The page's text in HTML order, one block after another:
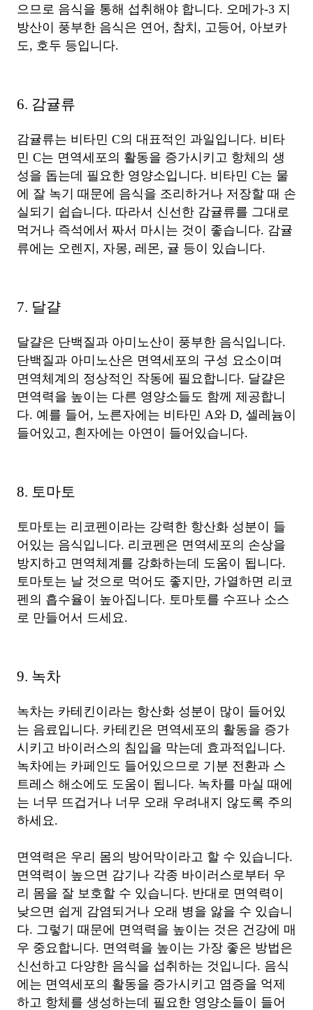
으므로 음식을 통해 섭취해야 합니다. 오메가-3 지
방산이 풍부한 음식은 연어, 참치, 고등어, 아보카
도, 호두 등입니다.
6. 감귤류
감귤류는 비타민 C의 대표적인 과일입니다. 비타
민 C는 면역세포의 활동을 증가시키고 항체의 생
성을 돕는데 필요한 영양소입니다. 비타민 C는 물
에 잘 녹기 때문에 음식을 조리하거나 저장할 때 손
실되기 쉽습니다. 따라서 신선한 감귤류를 그대로
먹거나 즉석에서 짜서 마시는 것이 좋습니다. 감귤
류에는 오렌지, 자몽, 레몬, 귤 등이 있습니다.
7. 달걀
달걀은 단백질과 아미노산이 풍부한 음식입니다.
단백질과 아미노산은 면역세포의 구성 요소이며
면역체계의 정상적인 작동에 필요합니다. 달걀은
면역력을 높이는 다른 영양소들도 함께 제공합니
다. 예를 들어, 노른자에는 비타민 A와 D, 셀레늄이
들어있고, 흰자에는 아연이 들어있습니다.
8. 토마토
토마토는 리코펜이라는 강력한 항산화 성분이 들
어있는 음식입니다. 리코펜은 면역세포의 손상을
방지하고 면역체계를 강화하는데 도움이 됩니다.
토마토는 날 것으로 먹어도 좋지만, 가열하면 리코
펜의 흡수율이 높아집니다. 토마토를 수프나 소스
로 만들어서 드세요.
9. 녹차
녹차는 카테킨이라는 항산화 성분이 많이 들어있
는 음료입니다. 카테킨은 면역세포의 활동을 증가
시키고 바이러스의 침입을 막는데 효과적입니다.
녹차에는 카페인도 들어있으므로 기분 전환과 스
트레스 해소에도 도움이 됩니다. 녹차를 마실 때에
는 너무 뜨겁거나 너무 오래 우려내지 않도록 주의
하세요.
면역력은 우리 몸의 방어막이라고 할 수 있습니다.
면역력이 높으면 감기나 각종 바이러스로부터 우
리 몸을 잘 보호할 수 있습니다. 반대로 면역력이
낮으면 쉽게 감염되거나 오래 병을 앓을 수 있습니
다. 그렇기 때문에 면역력을 높이는 것은 건강에 매
우 중요합니다. 면역력을 높이는 가장 좋은 방법은
신선하고 다양한 음식을 섭취하는 것입니다. 음식
에는 면역세포의 활동을 증가시키고 염증을 억제
하고 항체를 생성하는데 필요한 영양소들이 들어